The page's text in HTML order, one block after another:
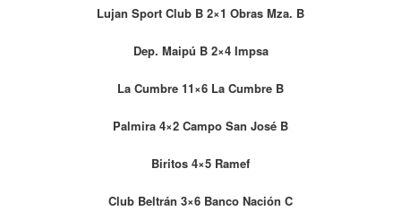
Lujan Sport Club B 2×1 Obras Mza. B
Dep. Maipú B 2×4 Impsa
La Cumbre 11×6 La Cumbre B
Palmira 4×2 Campo San José B
Biritos 4×5 Ramef
Club Beltrán 3×6 Banco Nación C